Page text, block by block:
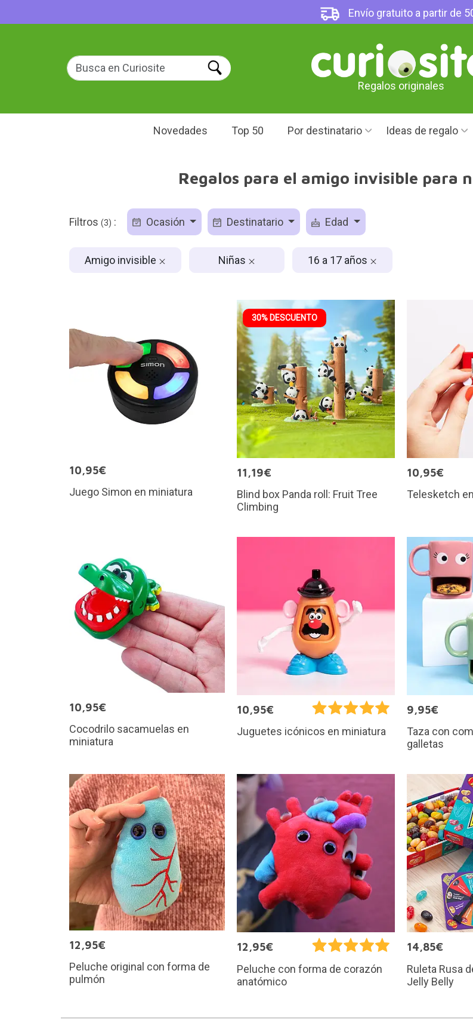
Envío gratuito a partir de
Regalos originales
Novedades Top 50 Por destinatario Ideas de regalo
Regalos para el amigo invisible para
Filtros (3) : Ocasión Destinatario Edad
Amigo invisible Niñas 16 a 17 años
10,95€
Juego Simon en miniatura
30% DESCUENTO
11,19€
Blind box Panda roll: Fruit Tree
Climbing
10,95€
Telesketch
10,95€
Cocodrilo sacamuelas en
miniatura
10,95€
Juguetes icónicos en miniatura
9,95€
Taza con
galletas
12,95€
Peluche original con forma de
pulmón
12,95€
Peluche con forma de corazón
anatómico
14,85€
Ruleta Rusa
Jelly Belly